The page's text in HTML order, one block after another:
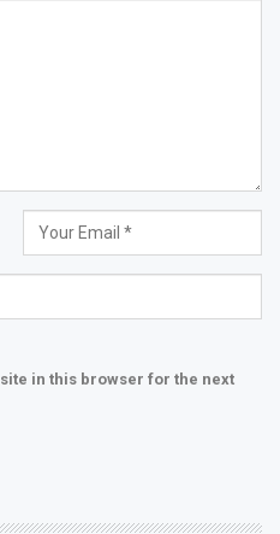
in this browser for the next